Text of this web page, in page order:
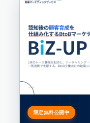
限定無料公開中